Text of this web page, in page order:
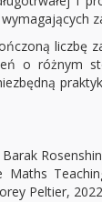
liczbę
o różnym
Maths
Peltier, 2022